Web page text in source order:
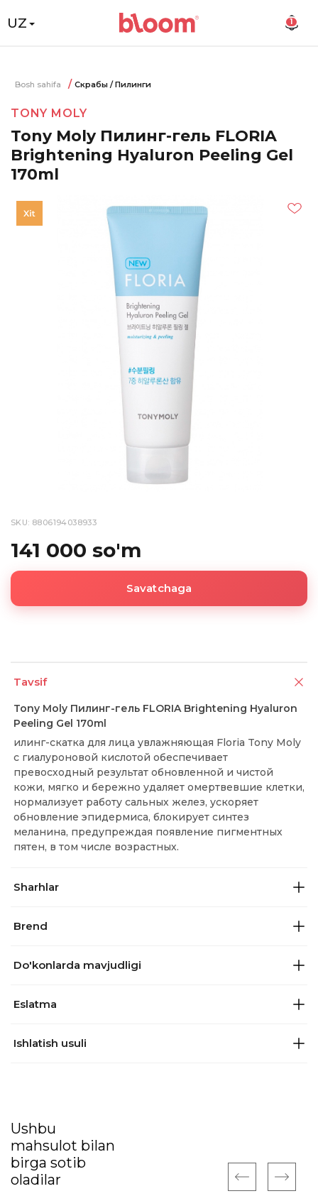
UZ 1
Bosh sahifa Скрабы / Пилинги
TONY MOLY
Tony Moly Пилинг-гель FLORIA
Brightening Hyaluron Peeling Gel
170ml
SKU: 8806194038933
141 000 so'm
Savatchaga
Tavsif
Tony Moly Пилинг-гель FLORIA Brightening Hyaluron
Peeling Gel 170ml
илинг-скатка для лица увлажняющая Floria Tony Moly
с гиалуроновой кислотой обеспечивает
превосходный результат обновленной и чистой
кожи, мягко и бережно удаляет омертвевшие клетки,
нормализует работу сальных желез, ускоряет
обновление эпидермиса, блокирует синтез
меланина, предупреждая появление пигментных
пятен, в том числе возрастных.
Sharhlar
Brend
Do'konlarda mavjudligi
Eslatma
Ishlatish usuli
Ushbu
mahsulot bilan
birga sotib
oladilar